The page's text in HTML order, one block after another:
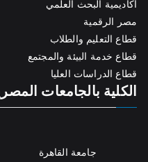
أكاديمية البحث العلمي
مصر الرقمية
قطاع التعليم والطلاب
قطاع خدمة البيئة والمجتمع
قطاع الدراسات العليا
الكلية بالجامعات
جامعة القاهرة